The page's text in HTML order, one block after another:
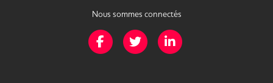
Nous sommes connectés
Page Facebook de Mission Handicap
Page Twitter de Mission Handicap